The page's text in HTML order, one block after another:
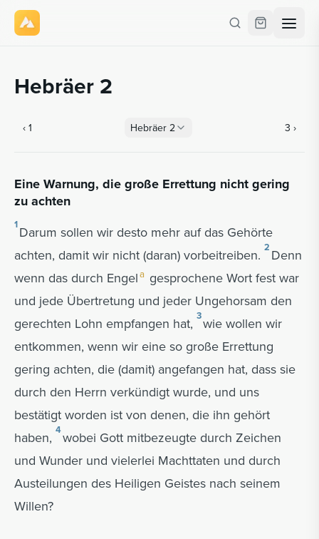
Hebräer 2
‹ 1 Hebräer 2 3 ›
Eine Warnung, die große Errettung nicht gering
zu achten
1Darum sollen wir desto mehr auf das Gehörte
achten, damit wir nicht (daran) vorbeitreiben. 2 Denn
wenn das durch Engela gesprochene Wort fest war
und jede Übertretung und jeder Ungehorsam den
gerechten Lohn empfangen hat, 3wie wollen wir
entkommen, wenn wir eine so große Errettung
gering achten, die (damit) angefangen hat, dass sie
durch den Herrn verkündigt wurde, und uns
bestätigt worden ist von denen, die ihn gehört
haben, 4wobei Gott mitbezeugte durch Zeichen
und Wunder und vielerlei Machttaten und durch
Austeilungen des Heiligen Geistes nach seinem
Willen?